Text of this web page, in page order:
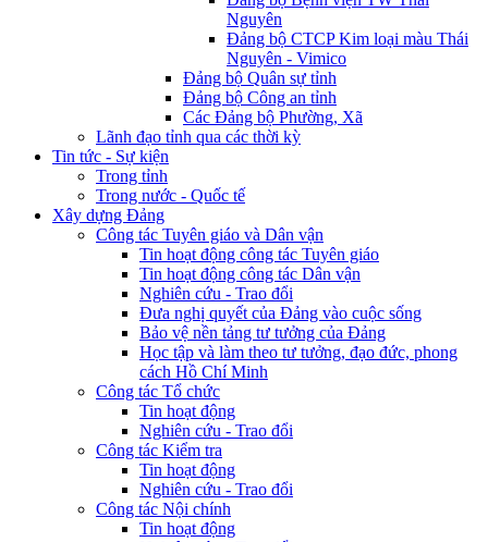
Nguyên
Đảng bộ CTCP Kim loại màu Thái
Nguyên - Vimico
Đảng bộ Quân sự tỉnh
Đảng bộ Công an tỉnh
Các Đảng bộ Phường, Xã
Lãnh đạo tỉnh qua các thời kỳ
Tin tức - Sự kiện
Trong tỉnh
Trong nước - Quốc tế
Xây dựng Đảng
Công tác Tuyên giáo và Dân vận
Tin hoạt động công tác Tuyên giáo
Tin hoạt động công tác Dân vận
Nghiên cứu - Trao đổi
Đưa nghị quyết của Đảng vào cuộc sống
Bảo vệ nền tảng tư tưởng của Đảng
Học tập và làm theo tư tưởng, đạo đức, phong
cách Hồ Chí Minh
Công tác Tổ chức
Tin hoạt động
Nghiên cứu - Trao đổi
Công tác Kiểm tra
Tin hoạt động
Nghiên cứu - Trao đổi
Công tác Nội chính
Tin hoạt động